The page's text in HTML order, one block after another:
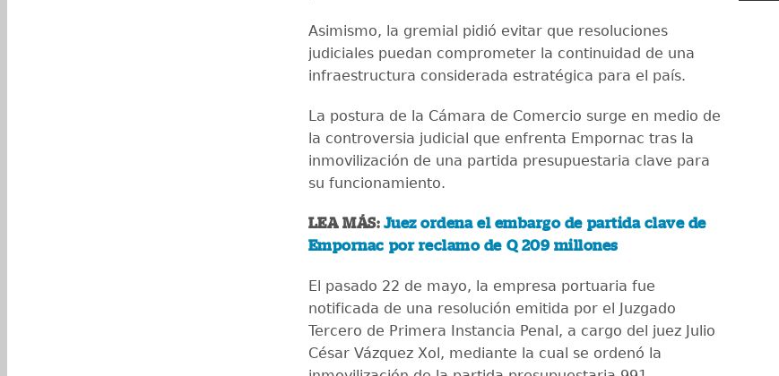
Asimismo, la gremial pidió evitar que resoluciones
judiciales puedan comprometer la continuidad de una
infraestructura considerada estratégica para el país.
La postura de la Cámara de Comercio surge en medio de
la controversia judicial que enfrenta Empornac tras la
inmovilización de una partida presupuestaria clave para
su funcionamiento.
LEA MÁS: Juez ordena el embargo de partida clave de
Empornac por reclamo de Q 209 millones
El pasado 22 de mayo, la empresa portuaria fue
notificada de una resolución emitida por el Juzgado
Tercero de Primera Instancia Penal, a cargo del juez Julio
César Vázquez Xol, mediante la cual se ordenó la